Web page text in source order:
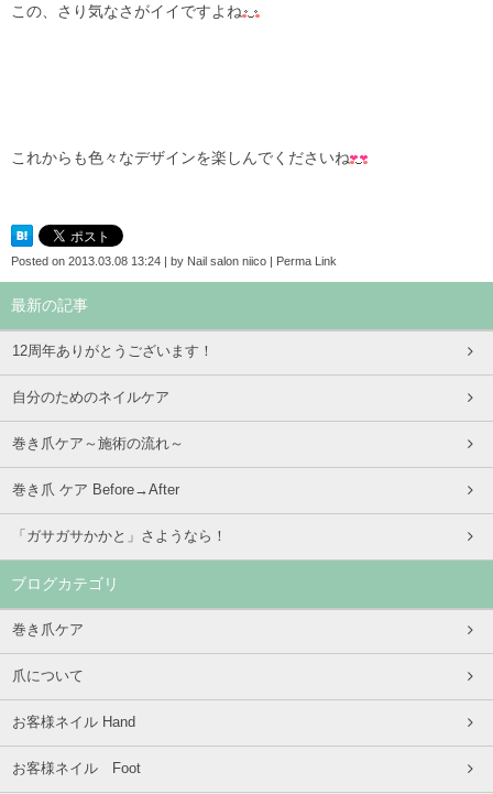
この、さり気なさがイイですよね
これからも色々なデザインを楽しんでくださいね
Posted on 2013.03.08 13:24 | by Nail salon niico | Perma Link
最新の記事
12周年ありがとうございます！
自分のためのネイルケア
巻き爪ケア～施術の流れ～
巻き爪 ケア Before→After
「ガサガサかかと」さようなら！
ブログカテゴリ
巻き爪ケア
爪について
お客様ネイル Hand
お客様ネイル Foot